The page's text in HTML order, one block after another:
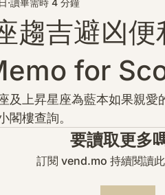
趨吉避凶
for
及上昇星座為藍本如果親
閣樓查詢。
要讀取更多
訂閱 vend.mo 持續閱讀此